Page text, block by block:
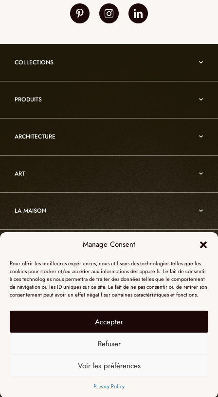
Manage Consent
Pour offrir les meilleures expériences, nous utilisons des technologies telles que les
cookies pour stocker et/ou accéder aux informations des appareils. Le fait de consentir
à ces technologies nous permettra de traiter des données telles que le comportement
de navigation ou les ID uniques sur ce site. Le fait de ne pas consentir ou de retirer son
consentement peut avoir un effet négatif sur certaines caractéristiques et fonctions.
Accepter
Refuser
Voir les préférences
Privacy Policy
COLLECTIONS
Reflexion
Vesuve
Incandescence
Atelier
Cristal de roche
Edition
PRODUITS
Luminaires en cristal de roche
Mobiliers d’art usuel
Décoration
ARCHITECTURE
Sur-mesure
Nos références
ART
LA MAISON
L’atelier
Catalogues
Revue de presse
L’albâtre
55, Quai des Grands Augustins
75006 Paris
+ 33 (0)1 73 95 03 20
SHOWROOM NEW YORK
51 Hudson street
contactusa@alainellouzparis.com